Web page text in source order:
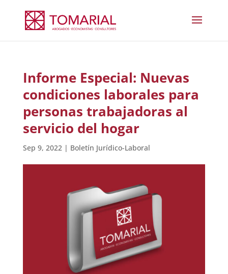
Informe Especial: Nuevas
condiciones laborales para
personas trabajadoras al
servicio del hogar
Sep 9, 2022| Boletín Jurídico-Laboral